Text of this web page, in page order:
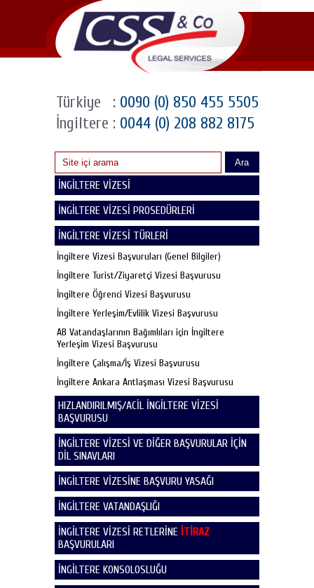
Türkiye : 0090 (0) 850 455 5505
İngiltere : 0044 (0) 208 882 8175
Ara
İNGİLTERE VİZESİ
İNGİLTERE VİZESİ PROSEDÜRLERİ
İNGİLTERE VİZESİ TÜRLERİ
İngiltere Vizesi Başvuruları (Genel Bilgiler)
İngiltere Turist/Ziyaretçi Vizesi Başvurusu
İngiltere Öğrenci Vizesi Başvurusu
İngiltere Yerleşim/Evlilik Vizesi Başvurusu
AB Vatandaşlarının Bağımlıları için İngiltere
Yerleşim Vizesi Başvurusu
İngiltere Çalışma/İş Vizesi Başvurusu
İngiltere Ankara Antlaşması Vizesi Başvurusu
HIZLANDIRILMIŞ/ACİL İNGİLTERE VİZESİ
BAŞVURUSU
İNGİLTERE VİZESİ VE DİĞER BAŞVURULAR İÇİN
DİL SINAVLARI
İNGİLTERE VİZESİNE BAŞVURU YASAĞI
İNGİLTERE VATANDAŞLIĞI
İNGİLTERE VİZESİ RETLERİNE İTİRAZ
BAŞVURULARI
İNGİLTERE KONSOLOSLUĞU